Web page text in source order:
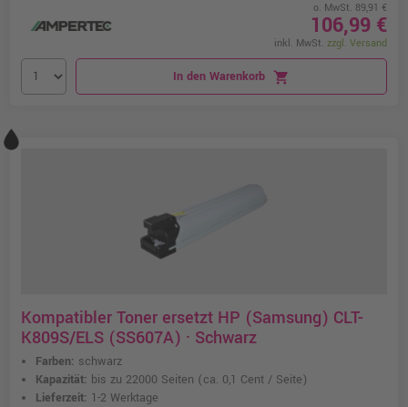
o. MwSt. 89,91 €
106,99 €
inkl. MwSt. zzgl. Versand
In den Warenkorb shopping_cart
Kompatibler Toner ersetzt HP (Samsung) CLT-
K809S/ELS (SS607A) · Schwarz
Farben: schwarz
Kapazität: bis zu 22000 Seiten (ca. 0,1 Cent / Seite)
Lieferzeit: 1-2 Werktage